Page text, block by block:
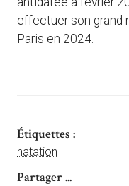
effectuer son grand
Paris en 2024.
Étiquettes :
natation
Partager ...